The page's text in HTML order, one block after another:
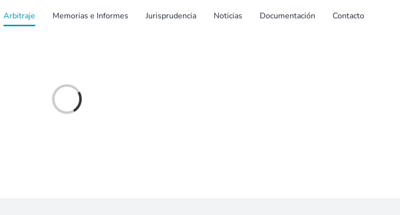
Arbitraje Memorias e Informes Jurisprudencia Noticias Documentación Contacto
Cargando...